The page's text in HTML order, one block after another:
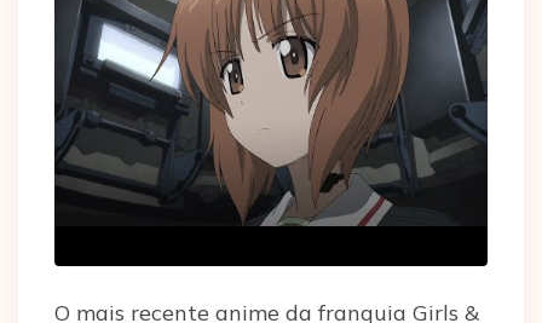
O mais recente anime da franquia Girls &